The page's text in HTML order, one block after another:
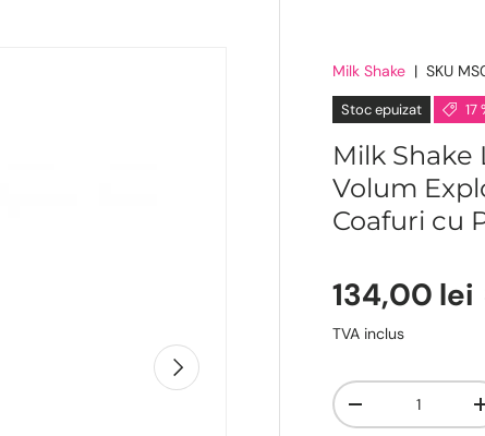
Urmǎtor
Milk Shake | SKU
Stoc epuizat 17
Milk Shake
Volum
Coafuri cu
134,00 lei
TVA inclus
Cantitate
-